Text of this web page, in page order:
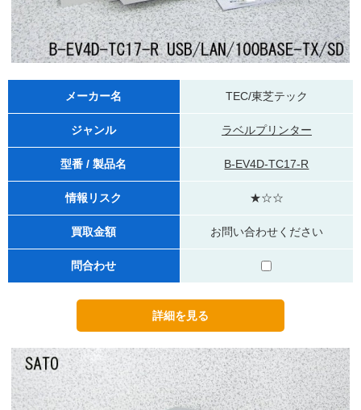
メーカー名 TEC/東芝テック
ジャンル ラベルプリンター
型番 / 製品名 B-EV4D-TC17-R
情報リスク ★☆☆
買取金額 お問い合わせください
問合わせ